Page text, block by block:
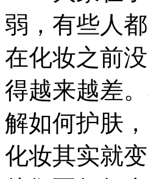
弱，有些人
在化妆之前
得越来越差
解如何护肤
化妆其实就